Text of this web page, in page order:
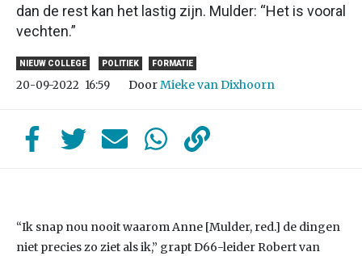
dan de rest kan het lastig zijn. Mulder: “Het is vooral
vechten.”
NIEUW COLLEGE POLITIEK FORMATIE
20-09-2022 16:59 DoorMieke van Dixhoorn
“Ik snap nou nooit waarom Anne [Mulder, red.] de dingen
niet precies zo ziet als ik,” grapt D66-leider Robert van